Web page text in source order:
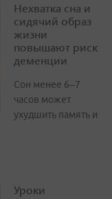
Нехватка сна и
сидячий образ
жизни
повышают риск
деменции
Сон менее 6–7
часов может
ухудшить память и
Уроки